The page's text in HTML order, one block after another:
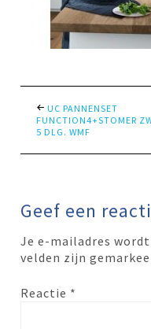
UC PANNENSET
FUNCTION4+STOMER
5 DLG. WMF
Geef een
Je e-mailadres
velden zijn
Reactie *